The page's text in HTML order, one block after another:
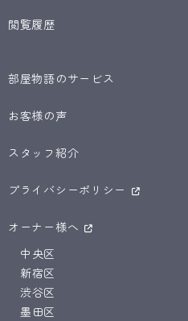
閲覧履歴
部屋物語のサービス
お客様の声
スタッフ紹介
プライバシーポリシー
オーナー様へ
中央区
新宿区
渋谷区
墨田区